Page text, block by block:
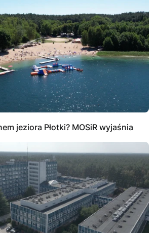
jeziora Płotki? MOSiR wyjaśnia